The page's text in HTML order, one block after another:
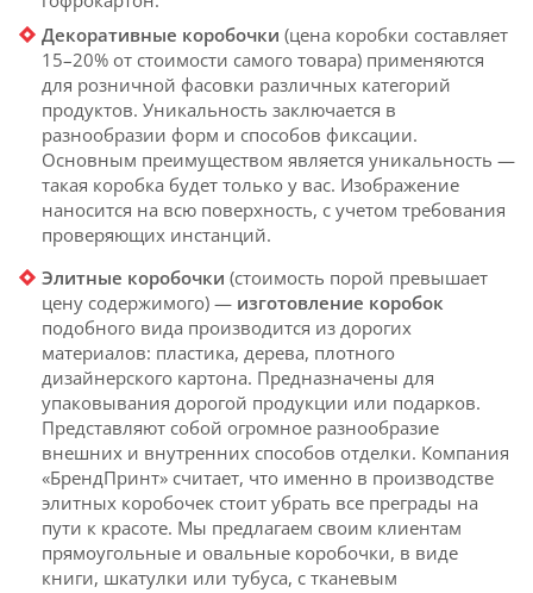
Декоративные коробочки (цена коробки составляет
15–20% от стоимости самого товара) применяются
для розничной фасовки различных категорий
продуктов. Уникальность заключается в
разнообразии форм и способов фиксации.
Основным преимуществом является уникальность —
такая коробка будет только у вас. Изображение
наносится на всю поверхность, с учетом требования
проверяющих инстанций.
Элитные коробочки (стоимость порой превышает
цену содержимого) — изготовление коробок
подобного вида производится из дорогих
материалов: пластика, дерева, плотного
дизайнерского картона. Предназначены для
упаковывания дорогой продукции или подарков.
Представляют собой огромное разнообразие
внешних и внутренних способов отделки. Компания
«БрендПринт» считает, что именно в производстве
элитных коробочек стоит убрать все преграды на
пути к красоте. Мы предлагаем своим клиентам
прямоугольные и овальные коробочки, в виде
книги, шкатулки или тубуса, с тканевым